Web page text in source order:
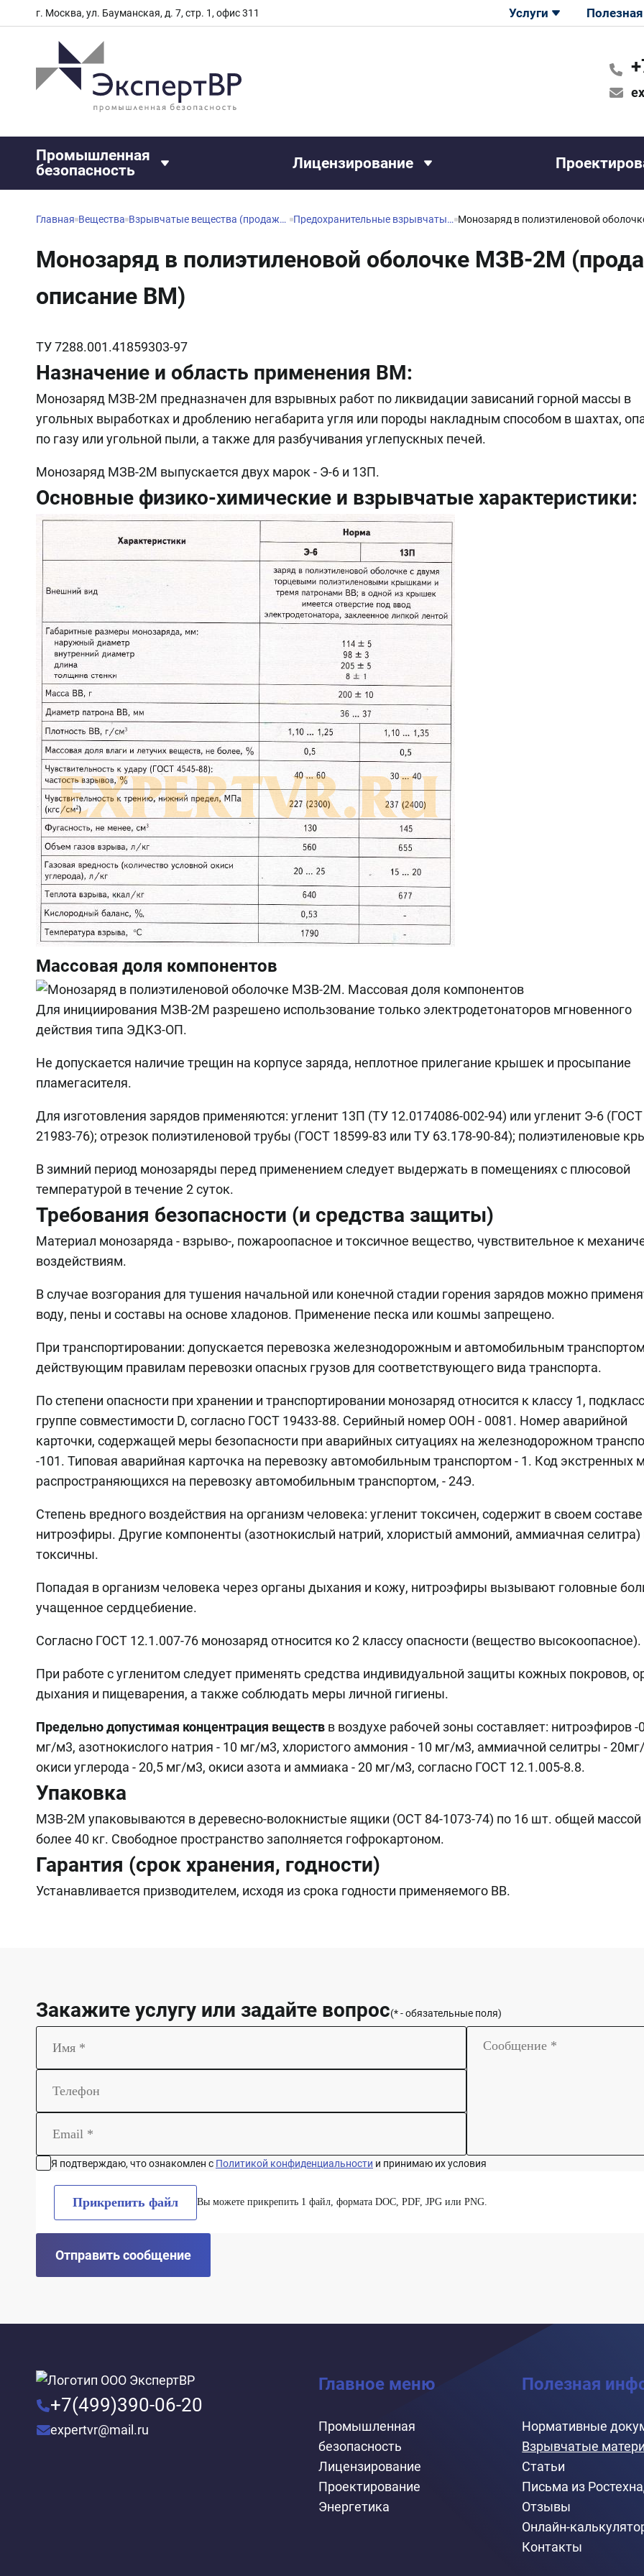
г. Москва, ул. Бауманская, д. 7, стр. 1, офис 311 Услуги
Промышленная
безопасность
Лицензирование
Главная Вещества Взрывчатые вещества (продажа, характеристики, описание) Предохранительные взрывчатые вещества и заряды, предназначенные для взрывных работ в шахтах (рудниках), опасных по газу или пыли
Монозаряд в полиэтиленовой оболочке МЗВ-2М
описание ВМ)
ТУ 7288.001.41859303-97
Назначение и область применения ВМ:
Монозаряд МЗВ-2М предназначен для взрывных работ по ликвидации зависаний горной массы в
угольных выработках и дроблению негабарита угля или породы накладным способом в шахтах,
по газу или угольной пыли, а также для разбучивания углепускных печей.
Монозаряд МЗВ-2М выпускается двух марок - Э-6 и 13П.
Основные физико-химические и взрывчатые характеристики:
Массовая доля компонентов
Для инициирования МЗВ-2М разрешено использование только электродетонаторов мгновенного
действия типа ЭДКЗ-ОП.
Не допускается наличие трещин на корпусе заряда, неплотное прилегание крышек и просыпание
пламегасителя.
Для изготовления зарядов применяются: угленит 13П (ТУ 12.0174086-002-94) или угленит Э-6 (ГОСТ
21983-76); отрезок полиэтиленовой трубы (ГОСТ 18599-83 или ТУ 63.178-90-84); полиэтиленовые
В зимний период монозаряды перед применением следует выдержать в помещениях с плюсовой
температурой в течение 2 суток.
Требования безопасности (и средства защиты)
Материал монозаряда - взрыво-, пожароопасное и токсичное вещество, чувствительное к
воздействиям.
В случае возгорания для тушения начальной или конечной стадии горения зарядов можно
воду, пены и составы на основе хладонов. Применение песка или кошмы запрещено.
При транспортировании: допускается перевозка железнодорожным и автомобильным
действующим правилам перевозки опасных грузов для соответствующего вида транспорта.
По степени опасности при хранении и транспортировании монозаряд относится к классу 1,
группе совместимости D, согласно ГОСТ 19433-88. Серийный номер ООН - 0081. Номер аварийной
карточки, содержащей меры безопасности при аварийных ситуациях на железнодорожном
-101. Типовая аварийная карточка на перевозку автомобильным транспортом - 1. Код экстренных
распространяющихся на перевозку автомобильным транспортом, - 24Э.
Степень вредного воздействия на организм человека: угленит токсичен, содержит в своем составе
нитроэфиры. Другие компоненты (азотнокислый натрий, хлористый аммоний, аммиачная селитра)
токсичны.
Попадая в организм человека через органы дыхания и кожу, нитроэфиры вызывают головные
учащенное сердцебиение.
Согласно ГОСТ 12.1.007-76 монозаряд относится ко 2 классу опасности (вещество высокоопасное).
При работе с угленитом следует применять средства индивидуальной защиты кожных покровов,
дыхания и пищеварения, а также соблюдать меры личной гигиены.
Предельно допустимая концентрация веществ в воздухе рабочей зоны составляет: нитроэфиров -
мг/м3, азотнокислого натрия - 10 мг/м3, хлористого аммония - 10 мг/м3, аммиачной селитры -
окиси углерода - 20,5 мг/м3, окиси азота и аммиака - 20 мг/м3, согласно ГОСТ 12.1.005-8.8.
Упаковка
МЗВ-2М упаковываются в деревесно-волокнистые ящики (ОСТ 84-1073-74) по 16 шт. общей массой
более 40 кг. Свободное пространство заполняется гофрокартоном.
Гарантия (срок хранения, годности)
Устанавливается призводителем, исходя из срока годности применяемого ВВ.
Закажите услугу или задайте вопрос(* - обязательные поля)
Я подтверждаю, что ознакомлен с Политикой конфиденциальности и принимаю их условия
Прикрепить файл Вы можете прикрепить 1 файл, формата DOC, PDF, JPG или PNG.
Отправить сообщение
+7(499)390-06-20
expertvr@mail.ru
Главное меню
Промышленная
безопасность
Лицензирование
Проектирование
Энергетика
Полезная
Нормативные
Взрывчатые
Статьи
Письма из
Отзывы
Онлайн-
Контакты